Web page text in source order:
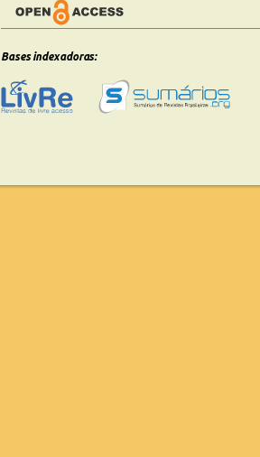
Bases indexadoras: